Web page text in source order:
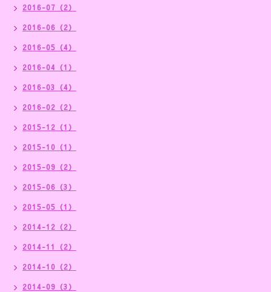
2016-07（2）
2016-06（2）
2016-05（4）
2016-04（1）
2016-03（4）
2016-02（2）
2015-12（1）
2015-10（1）
2015-09（2）
2015-06（3）
2015-05（1）
2014-12（2）
2014-11（2）
2014-10（2）
2014-09（3）